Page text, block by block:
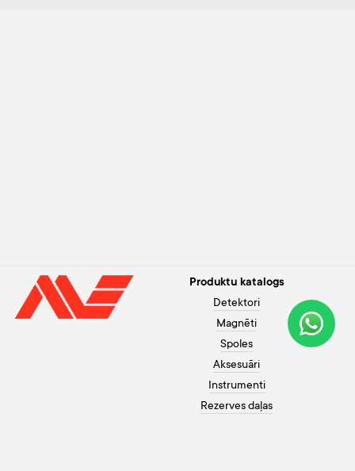
Produktu katalogs
Detektori
Magnēti
Spoles
Aksesuāri
Instrumenti
Rezerves daļas